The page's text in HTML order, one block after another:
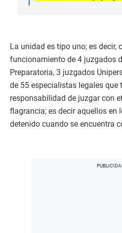
La unidad es tipo uno; es decir,
funcionamiento de 4 juzgados
Preparatoria, 3 juzgados
de 55 especialistas legales que
responsabilidad de juzgar con
flagrancia; es decir aquellos en
detenido cuando se encuentra